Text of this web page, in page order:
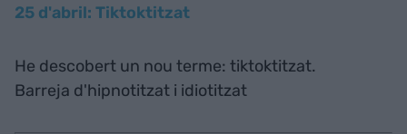
25 d'abril: Tiktoktitzat
He descobert un nou terme: tiktoktitzat.
Barreja d'hipnotitzat i idiotitzat